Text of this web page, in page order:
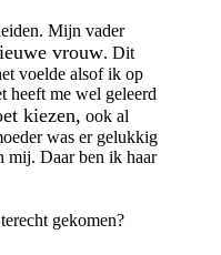
Mijn vader
vrouw. Dit
voelde alsof ik op
heeft me wel geleerd
kiezen, ook al
was er gelukkig
mij. Daar ben ik haar
gekomen?